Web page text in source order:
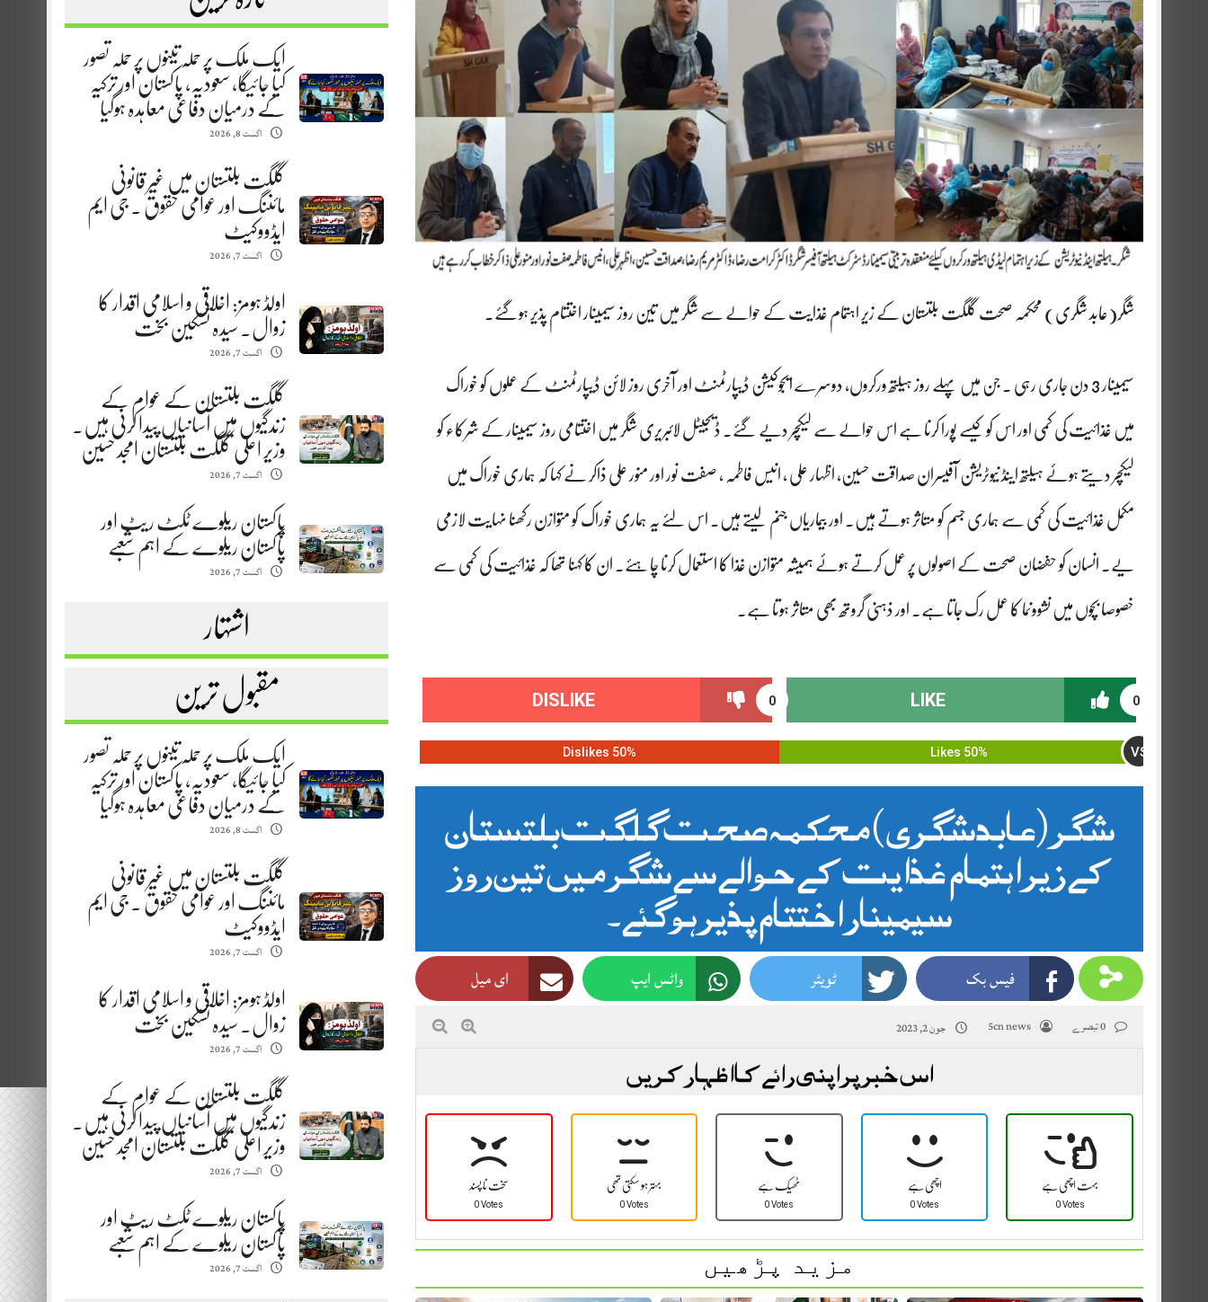
ایک ملک پر حملہ تینوں پر حملہ تصور
کیا جائیگا، سعودیہ، پاکستان اور ترکیہ
کے درمیان دفاعی معاہدہ ہوگیا
اگست 8, 2026
گلگت بلتستان میں غیر قانونی
مائننگ اور عوامی حقوق . جی ایم
ایڈووکیٹ
اگست 7, 2026
اولڈ ہومز: اخلاقی و اسلامی اقدار کا
زوال. سیدہ تسکین بخت
اگست 7, 2026
گلگت بلتستان کے عوام کے
زندگیوں میں آسانیاں پیدا کرنی ہیں.
وزیر اعلیٰ گلگت بلتستان امجد حسین
اگست 7, 2026
پاکستان ریلوے ٹکٹ ریٹ اور
پاکستان ریلوے کے اہم شعبے
اگست 7, 2026
اشتہار
مقبول ترین
ایک ملک پر حملہ تینوں پر حملہ تصور
کیا جائیگا، سعودیہ، پاکستان اور ترکیہ
کے درمیان دفاعی معاہدہ ہوگیا
اگست 8, 2026
گلگت بلتستان میں غیر قانونی
مائننگ اور عوامی حقوق . جی ایم
ایڈووکیٹ
اگست 7, 2026
اولڈ ہومز: اخلاقی و اسلامی اقدار کا
زوال. سیدہ تسکین بخت
اگست 7, 2026
گلگت بلتستان کے عوام کے
زندگیوں میں آسانیاں پیدا کرنی ہیں.
وزیر اعلیٰ گلگت بلتستان امجد حسین
اگست 7, 2026
پاکستان ریلوے ٹکٹ ریٹ اور
پاکستان ریلوے کے اہم شعبے
اگست 7, 2026
شگر(عابد شگری) محکمہ صحت گلگت بلتستان کے زیر اہتمام غذایت کے حوالے سے شگر میں تین روز سیمینار اختتام پذیر ہوگئے۔
سیمینار 3 دن جاری رہی ۔ جن میں پہلے روز ہیلتھ ورکروں، دوسرے ایجوکیشن ڈیپارٹمنٹ اور آخری روز لائن ڈیپارٹمنٹ کے عملوں کو خوراک
میں غذائیت کی کمی اور اس کو کیسے پورا کرنا ہے اس حوالے سے لیکچر دیے گئے۔ ڈیجیٹل لائبریری شگر میں اختتامی روز سیمینار کے شرکاء کو
لیکچر دیتے ہوئے ہیلتھ اینڈ نیوٹریشن آفیسران صداقت حسین، اظہار علی ، انیس فاطمہ ، صفت نور اور منور علی ذاکر نے کہا کہ ہماری خوراک میں
مکمل غذائیت کی کمی سے ہماری جسم کو متاثر ہوتے ہیں۔ اور بیماریاں جنم لیتے ہیں۔ اس لئے یہ ہماری خوراک کو متوازن رکھنا نہایت لازمی
یے۔ انسان کو حفضان صحت کے اصولوں پر عمل کرتے ہوئے ہمیشہ متوازن غذا کا استعمال کرنا چاہئے۔ ان کا کہنا تھا کہ غذائیت کی کمی سے
خصوصا بچوں میں نشوونما کا عمل رک جاتا ہے۔ اور ذہنی گروتھ بھی متاثر ہوتا ہے۔
0
LIKE
0
DISLIKE
50% Likes VS
50% Dislikes
شگر(عابد شگری) محکمہ صحت گلگت بلتستان
کے زیر اہتمام غذایت کے حوالے سے شگر میں تین روز
سیمینار اختتام پذیر ہوگئے۔
فیس بک ٹویٹر واٹس ایپ ای میل
5cn news جون 2, 2023
اس خبر پر اپنی رائے کا اظہار کریں
سخت نا پسند
0 Votes
بہتر ہو سکتی تھی
0 Votes
ٹھیک ہے
0 Votes
اچھی ہے
0 Votes
بہت اچھی ہے
0 Votes
مزید پڑھیں